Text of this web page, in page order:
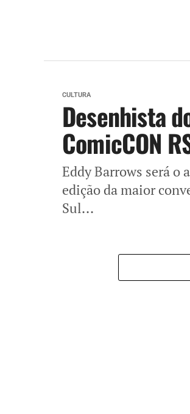
CULTURA
Desenhista
ComicCON
Eddy Barrows será o
edição da maior
Sul...